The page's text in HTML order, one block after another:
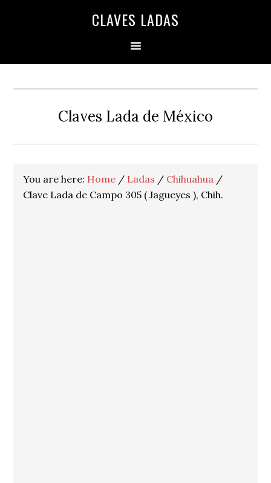
CLAVES LADAS
Claves Lada de México
You are here: Home / Ladas / Chihuahua /
Clave Lada de Campo 305 ( Jagueyes ), Chih.